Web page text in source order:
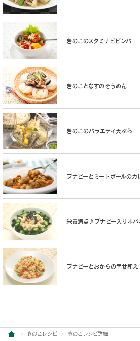
きのこのスタミナビビンバ
きのことなすのそうめん
きのこのバラエティ天ぷら
ブナピーとミートボールのカ
栄養満点♪ブナピー入りネバ
ブナピーとおからの幸せ和え
きのこレシピ きのこレシピ詳細